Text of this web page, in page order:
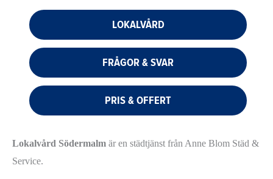
LOKALVÅRD
FRÅGOR & SVAR
PRIS & OFFERT
Lokalvård Södermalm är en städtjänst från Anne Blom Städ &
Service.